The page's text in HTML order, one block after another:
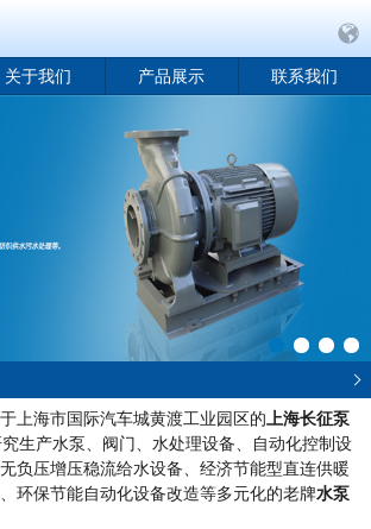
关于我们 产品展示 联系我们
上海市国际汽车城黄渡工业园区的 上海长征泵
生产水泵、阀门、水处理设备、自动化控制设
负压增压稳流给水设备、经济节能型直连供暖
环保节能自动化设备改造等多元化的老牌水泵